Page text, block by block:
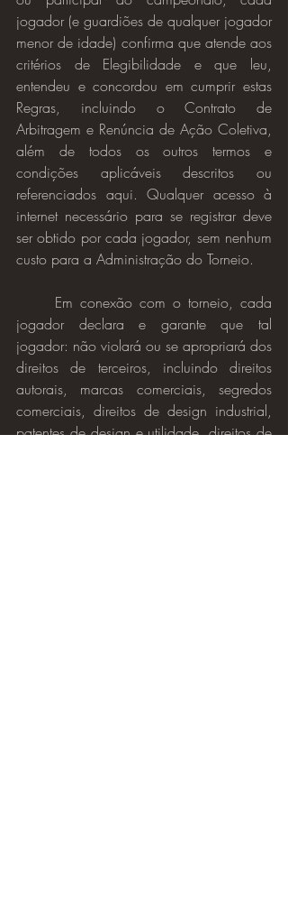
jogador (e guardiões de qualquer jogador
menor de idade) confirma que atende aos
critérios de Elegibilidade e que leu,
entendeu e concordou em cumprir estas
Regras, incluindo o Contrato de
Arbitragem e Renúncia de Ação Coletiva,
além de todos os outros termos e
condições aplicáveis descritos ou
referenciados aqui. Qualquer acesso à
internet necessário para se registrar deve
ser obtido por cada jogador, sem nenhum
custo para a Administração do Torneio.
jogador declara e garante que tal
jogador: não violará ou se apropriará dos
direitos de terceiros, incluindo direitos
autorais, marcas comerciais, segredos
comerciais, direitos de design industrial,
patentes de design e utilidade, direitos de